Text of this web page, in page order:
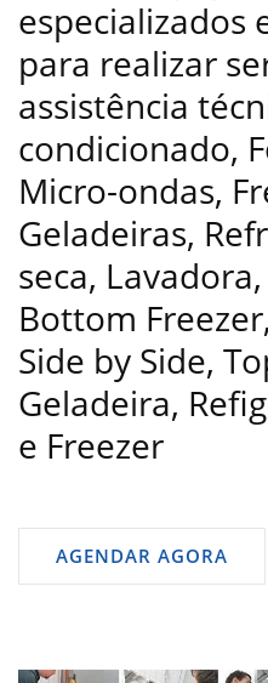
especializados
para realizar
assistência
condicionado,
Micro-ondas,
Geladeiras,
seca,
Bottom
Side by Side,
Geladeira,
e Freezer
AGENDAR AGORA